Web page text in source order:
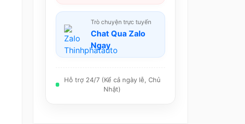
Trò chuyện trực tuyến
Chat Qua Zalo
Ngay
Hỗ trợ 24/7 (Kể cả ngày lễ, Chủ
Nhật)